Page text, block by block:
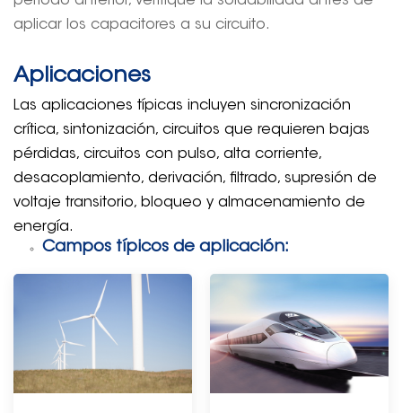
aplicar los capacitores a su circuito.
Aplicaciones
Las aplicaciones típicas incluyen sincronización
crítica, sintonización, circuitos que requieren bajas
pérdidas, circuitos con pulso, alta corriente,
desacoplamiento, derivación, filtrado, supresión de
voltaje transitorio, bloqueo y almacenamiento de
energía.
Campos típicos de aplicación: